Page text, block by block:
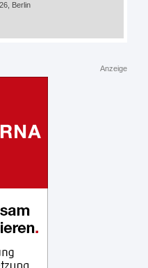
Berlin
Anzeige